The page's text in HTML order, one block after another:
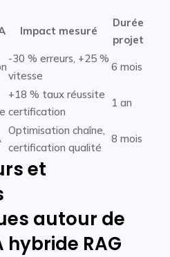
Impact mesuré
Durée
projet
-30 % erreurs, +25 %
vitesse
6 mois
+18 % taux réussite
certification
1 an
Optimisation chaîne,
certification qualité
8 mois
et
autour de
hybride RAG